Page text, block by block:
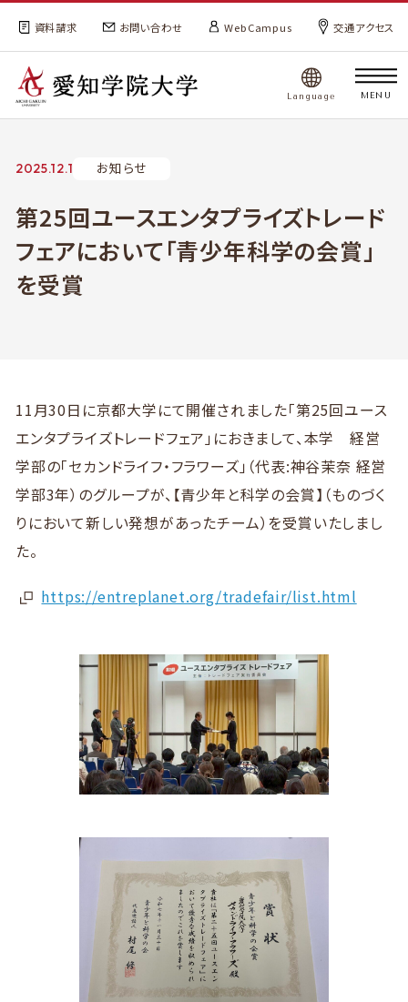
資料請求 お問い合わせ WebCampus 交通アクセス
Language MENU
2025.12.1 お知らせ
第25回ユースエンタプライズトレード
フェアにおいて「青少年科学の会賞」
を受賞
11月30日に京都大学にて開催されました「第25回ユース
エンタプライズトレードフェア」におきまして、本学 経営
学部の「セカンドライフ・フラワーズ」（代表:神谷茉奈 経営
学部3年）のグループが、【青少年と科学の会賞】（ものづく
りにおいて新しい発想があったチーム）を受賞いたしまし
た。
https://entreplanet.org/tradefair/list.html